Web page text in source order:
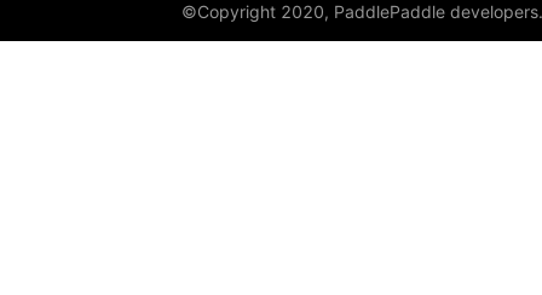
©Copyright 2020, PaddlePaddle developers.